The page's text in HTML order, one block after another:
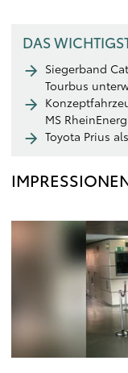
DAS
Siegerband
Tourbus
MS
Toyota Prius